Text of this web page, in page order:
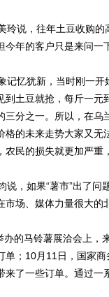
说，往年土豆收购的
年的客户只是来问一
忆犹新，当时刚一开
到土豆就抢，每斤一
三分之一。所以，在
格的未来走势大家又
农民的损失就更加严重
，如果“薯市”出了问
场、媒体力量很大的
的马铃薯展洽会上，
单；10月11日，国家
来了一些订单。通过